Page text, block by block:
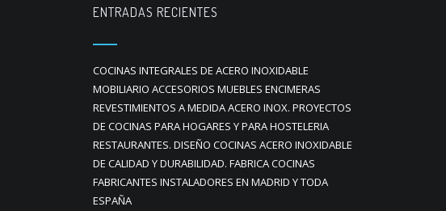
ENTRADAS RECIENTES
COCINAS INTEGRALES DE ACERO INOXIDABLE
MOBILIARIO ACCESORIOS MUEBLES ENCIMERAS
REVESTIMIENTOS A MEDIDA ACERO INOX. PROYECTOS
DE COCINAS PARA HOGARES Y PARA HOSTELERIA
RESTAURANTES. DISEÑO COCINAS ACERO INOXIDABLE
DE CALIDAD Y DURABILIDAD. FABRICA COCINAS
FABRICANTES INSTALADORES EN MADRID Y TODA
ESPAÑA